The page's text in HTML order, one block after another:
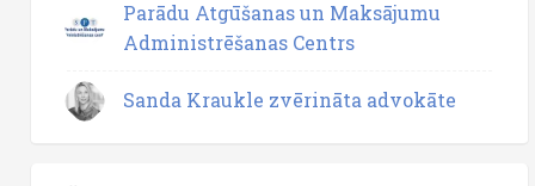
Parādu Atgūšanas un Maksājumu
Administrēšanas Centrs
Sanda Kraukle zvērināta advokāte